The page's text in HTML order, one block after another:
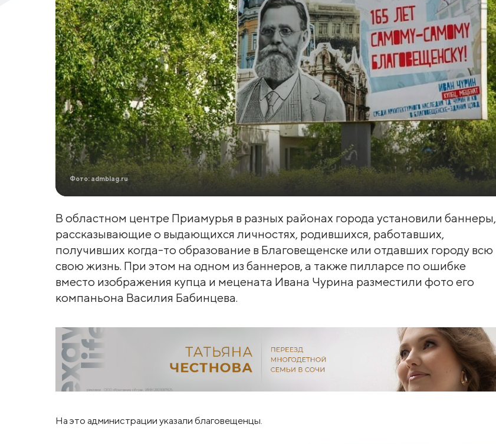
Фото: admblag.ru
В областном центре Приамурья в разных районах города установили баннеры,
рассказывающие о выдающихся личностях, родившихся, работавших,
получивших когда-то образование в Благовещенске или отдавших городу всю
свою жизнь. При этом на одном из баннеров, а также пилларсе по ошибке
вместо изображения купца и мецената Ивана Чурина разместили фото его
компаньона Василия Бабинцева.
На это администрации указали благовещенцы.